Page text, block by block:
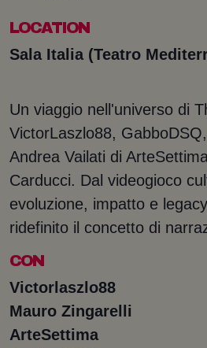
LOCATION
Sala Italia (Teatro
Un viaggio nell'universo di
VictorLaszlo88,
Andrea Vailati di
Carducci. Dal videogioco
evoluzione, impatto e
ridefinito il concetto di
CON
Victorlaszlo88
Mauro Zingarelli
ArteSettima